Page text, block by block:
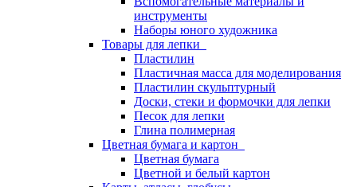
инструменты
Наборы юного художника
Товары для лепки
Пластилин
Пластичная масса для моделирования
Пластилин скульптурный
Доски, стеки и формочки для лепки
Песок для лепки
Глина полимерная
Цветная бумага и картон
Цветная бумага
Цветной и белый картон